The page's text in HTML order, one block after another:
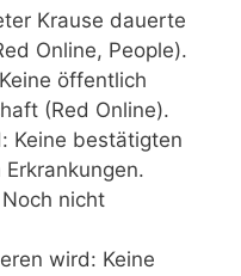
Krause dauerte
Online, People).
öffentlich
(Red Online).
Keine bestätigten
nicht
wird: Keine